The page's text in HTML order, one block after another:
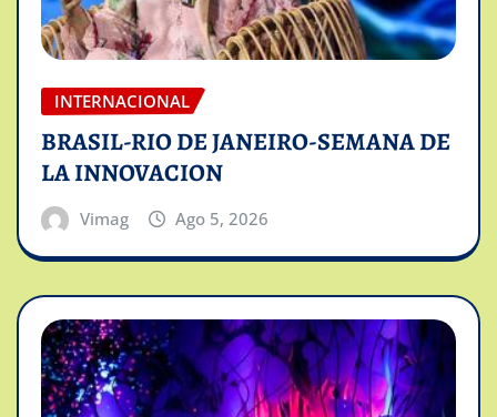
INTERNACIONAL
BRASIL-RIO DE JANEIRO-SEMANA DE
LA INNOVACION
Vimag Ago 5, 2026